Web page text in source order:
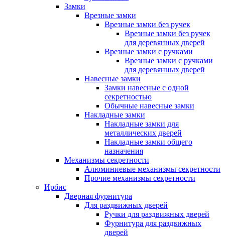
Замки
Врезные замки
Врезные замки без ручек
Врезные замки без ручек
для деревянных дверей
Врезные замки с ручками
Врезные замки с ручками
для деревянных дверей
Навесные замки
Замки навесные с одной
секретностью
Обычные навесные замки
Накладные замки
Накладные замки для
металлических дверей
Накладные замки общего
назначения
Механизмы секретности
Алюминиевые механизмы секретности
Прочие механизмы секретности
Ирбис
Дверная фурнитура
Для раздвижных дверей
Ручки для раздвижных дверей
Фурнитура для раздвижных
дверей